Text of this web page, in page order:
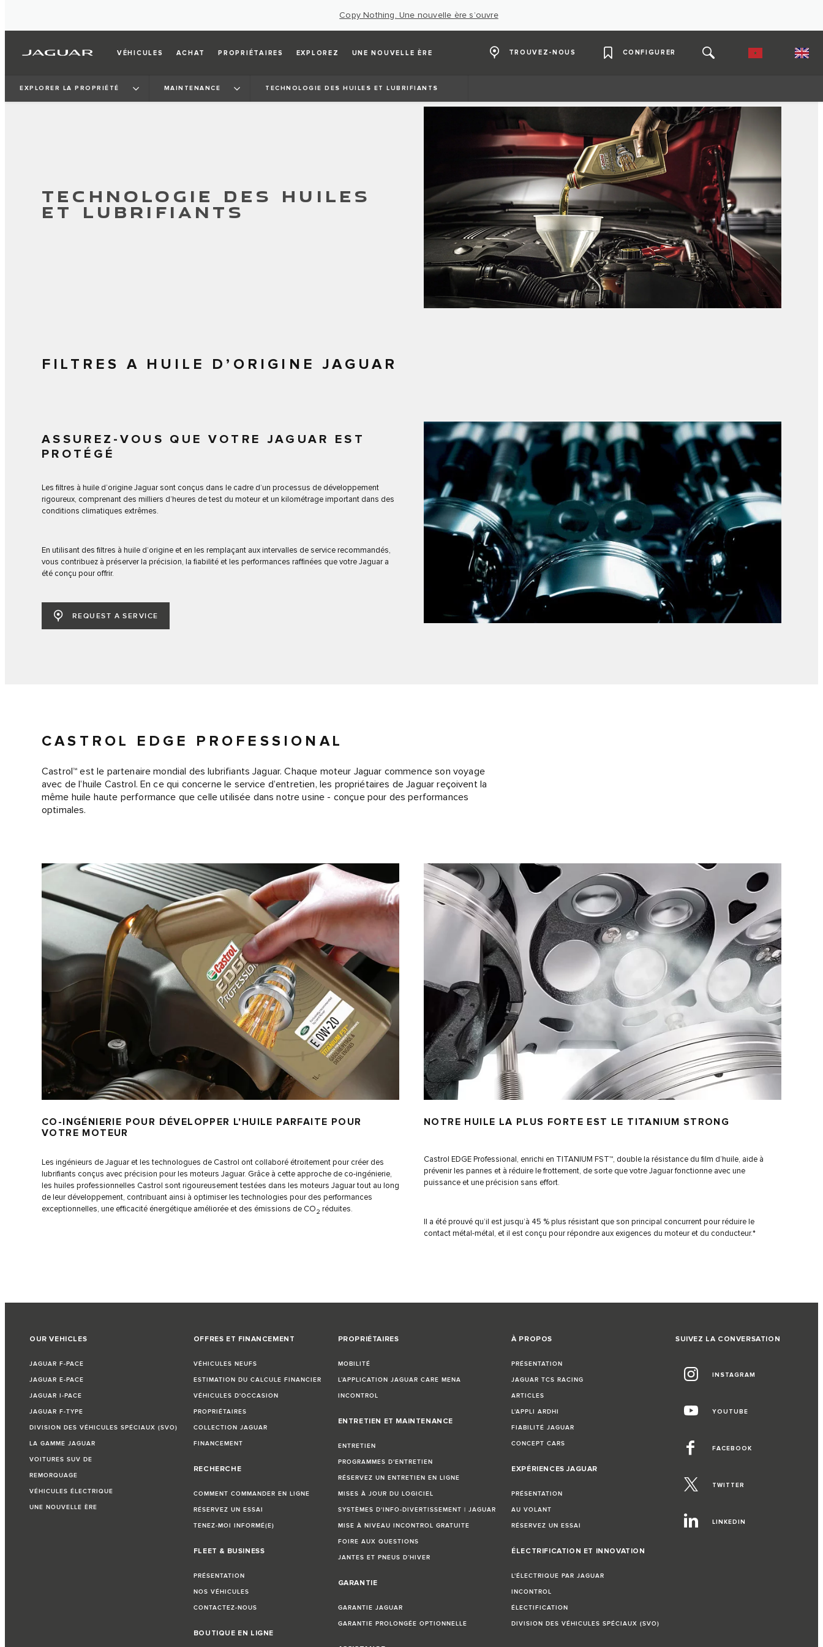
Copy Nothing. Une nouvelle ère s’ouvre
VÉHICULES ACHAT PROPRIÉTAIRES EXPLOREZ UNE NOUVELLE ÈRE TROUVEZ-NOUS CONFIGURER
EXPLORER LA PROPRIÉTÉ MAINTENANCE TECHNOLOGIE DES HUILES ET LUBRIFIANTS
TECHNOLOGIE DES HUILES
ET LUBRIFIANTS
FILTRES A HUILE D’ORIGINE JAGUAR
ASSUREZ-VOUS QUE VOTRE JAGUAR EST
PROTÉGÉ
Les filtres à huile d’origine Jaguar sont conçus dans le cadre d’un processus de développement
rigoureux, comprenant des milliers d’heures de test du moteur et un kilométrage important dans des
conditions climatiques extrêmes.
En utilisant des filtres à huile d’origine et en les remplaçant aux intervalles de service recommandés,
vous contribuez à préserver la précision, la fiabilité et les performances raffinées que votre Jaguar a
été conçu pour offrir.
REQUEST A SERVICE
CASTROL EDGE PROFESSIONAL
Castrol™ est le partenaire mondial des lubrifiants Jaguar. Chaque moteur Jaguar commence son voyage
avec de l’huile Castrol. En ce qui concerne le service d’entretien, les propriétaires de Jaguar reçoivent la
même huile haute performance que celle utilisée dans notre usine - conçue pour des performances
optimales.
CO-INGÉNIERIE POUR DÉVELOPPER L'HUILE PARFAITE POUR
VOTRE MOTEUR
Les ingénieurs de Jaguar et les technologues de Castrol ont collaboré étroitement pour créer des
lubrifiants conçus avec précision pour les moteurs Jaguar. Grâce à cette approche de co-ingénierie,
les huiles professionnelles Castrol sont rigoureusement testées dans les moteurs Jaguar tout au long
de leur développement, contribuant ainsi à optimiser les technologies pour des performances
exceptionnelles, une efficacité énergétique améliorée et des émissions de CO2 réduites.
NOTRE HUILE LA PLUS FORTE EST LE TITANIUM STRONG
Castrol EDGE Professional, enrichi en TITANIUM FST™, double la résistance du film d’huile, aide à
prévenir les pannes et à réduire le frottement, de sorte que votre Jaguar fonctionne avec une
puissance et une précision sans effort.
Il a été prouvé qu’il est jusqu’à 45 % plus résistant que son principal concurrent pour réduire le
contact métal-métal, et il est conçu pour répondre aux exigences du moteur et du conducteur.*
OUR VEHICLES
JAGUAR F-PACE
JAGUAR E-PACE
JAGUAR I-PACE
JAGUAR F-TYPE
DIVISION DES VÉHICULES SPÉCIAUX (SVO)
LA GAMME JAGUAR
VOITURES SUV DE
REMORQUAGE
VÉHICULES ÉLECTRIQUE
UNE NOUVELLE ÈRE
OFFRES ET FINANCEMENT
VÉHICULES NEUFS
ESTIMATION DU CALCULE FINANCIER
VÉHICULES D'OCCASION
PROPRIÉTAIRES
COLLECTION JAGUAR
FINANCEMENT
RECHERCHE
COMMENT COMMANDER EN LIGNE
RÉSERVEZ UN ESSAI
TENEZ-MOI INFORMÉ(E)
FLEET & BUSINESS
PRÉSENTATION
NOS VÉHICULES
CONTACTEZ-NOUS
BOUTIQUE EN LIGNE
PROPRIÉTAIRES
MOBILITÉ
L’APPLICATION JAGUAR CARE MENA
INCONTROL
ENTRETIEN ET MAINTENANCE
ENTRETIEN
PROGRAMMES D'ENTRETIEN
RÉSERVEZ UN ENTRETIEN EN LIGNE
MISES À JOUR DU LOGICIEL
SYSTÈMES D'INFO-DIVERTISSEMENT | JAGUAR
MISE À NIVEAU INCONTROL GRATUITE
FOIRE AUX QUESTIONS
JANTES ET PNEUS D’HIVER
GARANTIE
GARANTIE JAGUAR
GARANTIE PROLONGÉE OPTIONNELLE
À PROPOS
PRÉSENTATION
JAGUAR TCS RACING
ARTICLES
L'APPLI ARDHI
FIABILITÉ JAGUAR
CONCEPT CARS
EXPÉRIENCES JAGUAR
PRÉSENTATION
AU VOLANT
RÉSERVEZ UN ESSAI
ÉLECTRIFICATION ET INNOVATION
L'ÉLECTRIQUE PAR JAGUAR
INCONTROL
ÉLECTIFICATION
DIVISION DES VÉHICULES SPÉCIAUX (SVO)
SUIVEZ LA CONVERSATION
INSTAGRAM
YOUTUBE
FACEBOOK
TWITTER
LINKEDIN